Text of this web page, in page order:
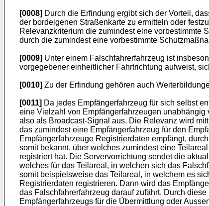
[0008] Durch die Erfindung ergibt sich der Vorteil,
der bordeigenen Straßenkarte zu ermitteln oder
Relevanzkriterium die zumindest eine vorbestimmte
durch die zumindest eine vorbestimmte
[0009] Unter einem Falschfahrerfahrzeug ist
vorgegebener einheitlicher Fahrtrichtung aufweist,
[0010] Zu der Erfindung gehören auch
[0011] Da jedes Empfängerfahrzeug für sich selbst
eine Vielzahl von Empfängerfahrzeugen
also als Broadcast-Signal aus. Die Relevanz wird
das zumindest eine Empfängerfahrzeug für den
Empfängerfahrzeuge Registrierdaten empfängt,
somit bekannt, über welches zumindest eine
registriert hat. Die Servervorrichtung sendet die
welches für das Teilareal, in welchen sich das
somit beispielsweise das Teilareal, in welchem es
Registrierdaten registrieren. Dann wird das
das Falschfahrerfahrzeug darauf zufährt. Durch
Empfängerfahrzeugs für die Übermittlung oder